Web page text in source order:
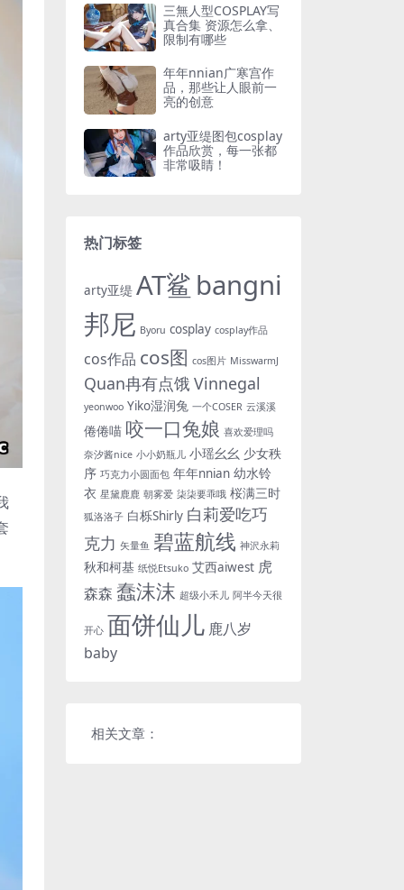
三無人型COSPLAY写
真合集 资源怎么拿、
限制有哪些
年年nnian广寒宫作
品，那些让人眼前一
亮的创意
arty亚缇图包cosplay
作品欣赏，每一张都
非常吸睛！
热门标签
arty亚缇 AT鲨 bangni
邦尼 Byoru cosplay cosplay作品
cos作品 cos图 cos图片 MisswarmJ
Quan冉有点饿 Vinnegal
yeonwoo Yiko湿润兔 一个COSER 云溪溪
倦倦喵 咬一口兔娘 喜欢爱理吗
奈汐酱nice 小小奶瓶儿 小瑶幺幺 少女秩
序 巧克力小圆面包 年年nnian 幼水铃
衣 星黛鹿鹿 朝雾爱 柒柒要乖哦 桜满三时
狐洛洛子 白栎Shirly 白莉爱吃巧
克力 矢量鱼 碧蓝航线 神沢永莉
秋和柯基 纸悦Etsuko 艾西aiwest 虎
森森 蠢沫沫 超级小禾儿 阿半今天很
开心 面饼仙儿 鹿八岁
baby
相关文章：